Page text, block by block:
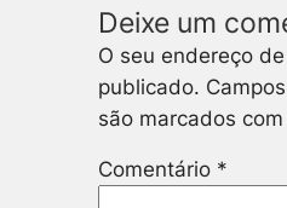
Deixe um
O seu endereço
publicado.
são marcados com
Comentário *